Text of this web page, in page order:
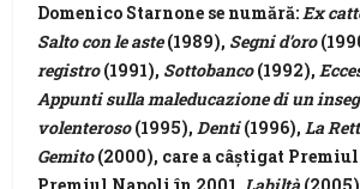
Domenico Starnone se numără:Ex
Salto con le aste(1989), Segni d’oro
registro(1991), Sottobanco(1992),
Appunti sulla maleducazione di un
volenteroso(1995),Denti(1996),La
Gemito(2000), care a câștigat